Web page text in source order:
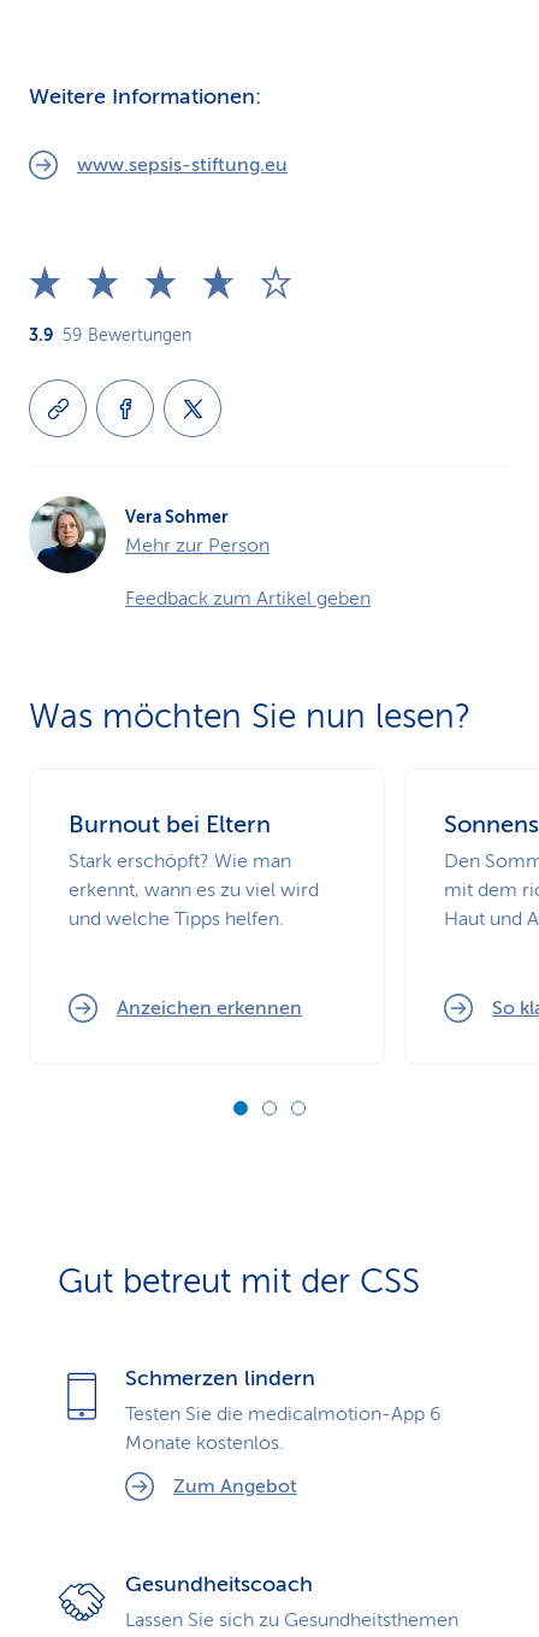
Weitere Informationen:
www.sepsis-stiftung.eu
3.9 59 Bewertungen
Vera Sohmer
Mehr zur Person
Feedback zum Artikel geben
Was möchten Sie nun lesen?
Burnout bei Eltern
Stark erschöpft? Wie man
erkennt, wann es zu viel wird
und welche Tipps helfen.
Anzeichen erkennen
Den
mit dem
Haut und
So
Gut betreut mit der CSS
Schmerzen lindern
Testen Sie die medicalmotion-App 6
Monate kostenlos.
Zum Angebot
Gesundheitscoach
Lassen Sie sich zu Gesundheits­themen